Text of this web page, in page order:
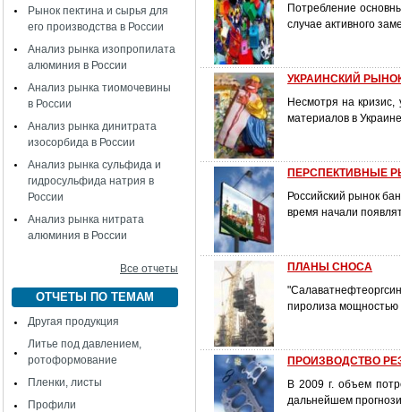
Рынок пектина и сырья для
его производства в России
Анализ рынка изопропилата
алюминия в России
Анализ рынка тиомочевины
в России
Анализ рынка динитрата
изосорбида в России
Анализ рынка сульфида и
гидросульфида натрия в
России
Анализ рынка нитрата
алюминия в России
Все отчеты
ОТЧЕТЫ ПО ТЕМАМ
Другая продукция
Литье под давлением,
ротоформование
Пленки, листы
Профили
Потребление
случае активного
УКРАИНСКИЙ
Несмотря на кризис,
материалов в
ПЕРСПЕКТИВНЫЕ
Российский рынок
время начали
ПЛАНЫ СНОСА
пиролиза мощностью
ПРОИЗВОДСТВО
В 2009 г. объем
дальнейшем